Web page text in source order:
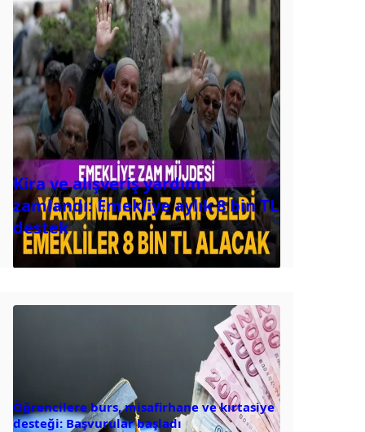
Kira ve alışveriş yardımı
zamlandı: Emekliye aylık 8 bin TL
destek
Öğrencilere burs, misafirhane ve kırtasiye
desteği: Başvurular başladı